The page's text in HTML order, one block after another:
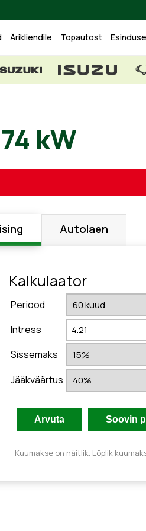
Ärikliendile Topautost
74 kW
Autolaen
Kalkulaator
Periood
Intress
Sissemaks
Jääkväärtus
Kuumakse on näitlik. Lõplik